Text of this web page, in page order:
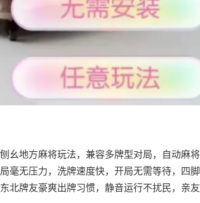
幺地方麻将玩法，兼容多牌型对局，自动麻
毫无压力，洗牌速度快，开局无需等待，四
北牌友豪爽出牌习惯，静音运行不扰民，亲